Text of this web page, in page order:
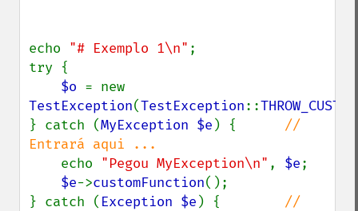
echo "# Exemplo 1\n" ;
try {
$o
TestException(TestException::THROW_CUSTOM
} catch (MyException $e ) { //
Entrará aqui ...
echo "Pegou MyException\n" , $e;
$e->customFunction();
} catch ( Exception $e ) { //